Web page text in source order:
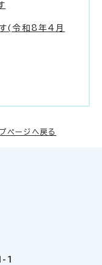
(令和8年4月
プページへ戻る
1